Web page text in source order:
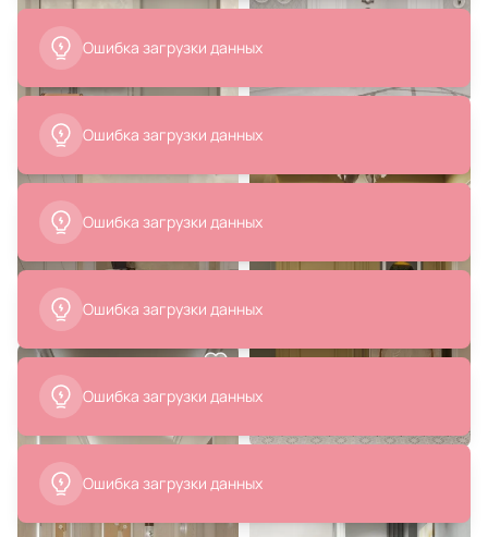
39 995 ₽ 19 998 ₽
картин в раме Этюд акварелью
В корзину
83 400 ₽
190137
Набор из 2-х репродукций
Набор из 2-х репродукций
Амстердама, 1698г.